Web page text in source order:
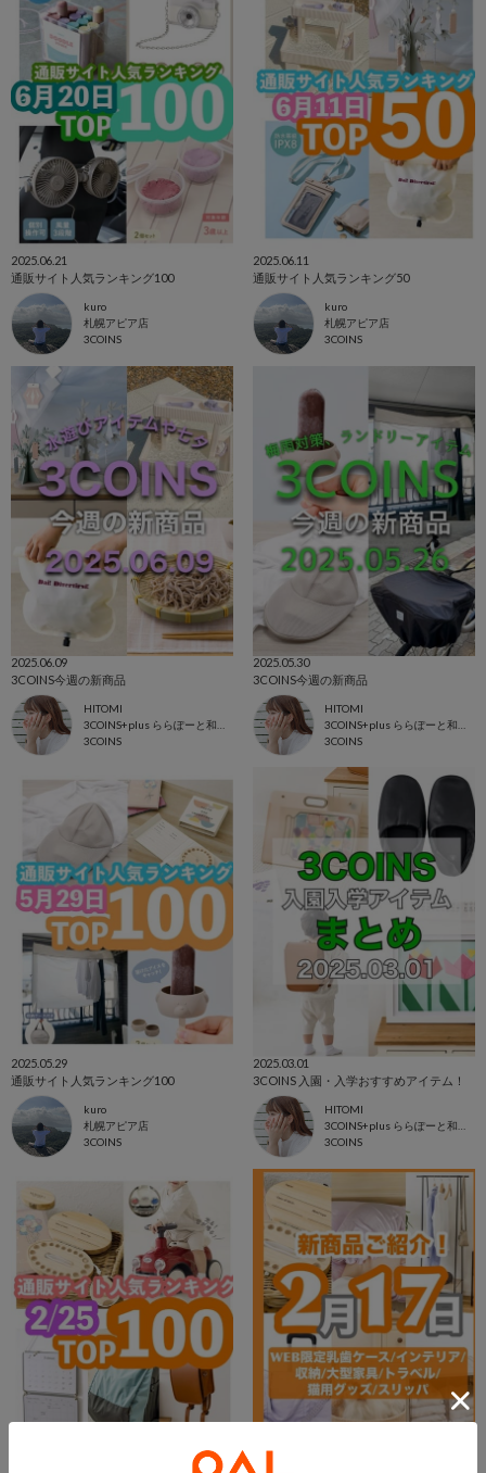
2025.06.21
通販サイト人気ランキング100
kuro
札幌アピア店
3COINS
2025.06.11
通販サイト人気ランキング50
kuro
札幌アピア店
3COINS
2025.06.09
3COINS今週の新商品
HITOMI
3COINS
2025.05.30
3COINS今週の新商品
HITOMI
3COINS
2025.05.29
通販サイト人気ランキング100
kuro
札幌アピア店
3COINS
2025.03.01
3COINS 入園・入学おすすめアイテム！
HITOMI
3COINS
2025.02.18